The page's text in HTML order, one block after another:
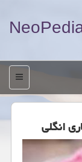
منو
انگلی